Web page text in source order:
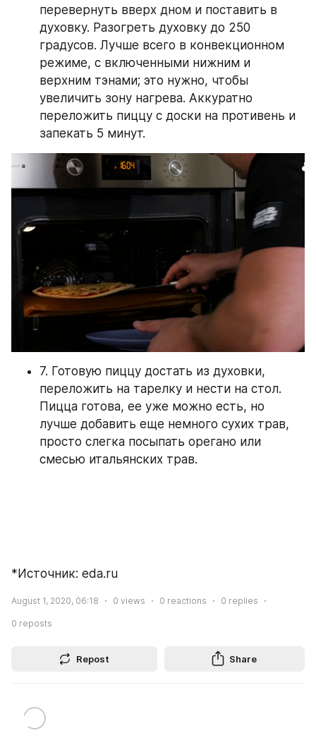
перевернуть вверх дном и поставить в
духовку. Разогреть духовку до 250
градусов. Лучше всего в конвекционном
режиме, с включенными нижним и
верхним тэнами; это нужно, чтобы
увеличить зону нагрева. Аккуратно
переложить пиццу с доски на противень и
запекать 5 минут.
7. Готовую пиццу достать из духовки,
переложить на тарелку и нести на стол.
Пицца готова, ее уже можно есть, но
лучше добавить еще немного сухих трав,
просто слегка посыпать орегано или
смесью итальянских трав.
*Источник: eda.ru
August 1, 2020, 06:18 0 views 0 reactions 0 replies
0 reposts
Repost Share